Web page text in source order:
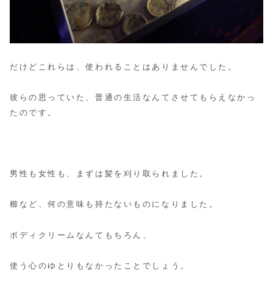
だけどこれらは、使われることはありませんでした。
彼らの思っていた、普通の生活なんてさせてもらえなかっ
たのです。
男性も女性も、まずは髪を刈り取られました。
櫛など、何の意味も持たないものになりました。
ボディクリームなんてもちろん、
使う心のゆとりもなかったことでしょう。